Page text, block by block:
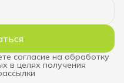
согласие на обработку
в целях получения